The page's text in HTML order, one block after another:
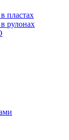
пластах
рулонах